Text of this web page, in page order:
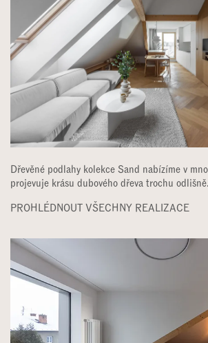
Dřevěné podlahy kolekce Sand nabízíme v
projevuje krásu dubového dřeva trochu odlišně.
PROHLÉDNOUT VŠECHNY REALIZACE